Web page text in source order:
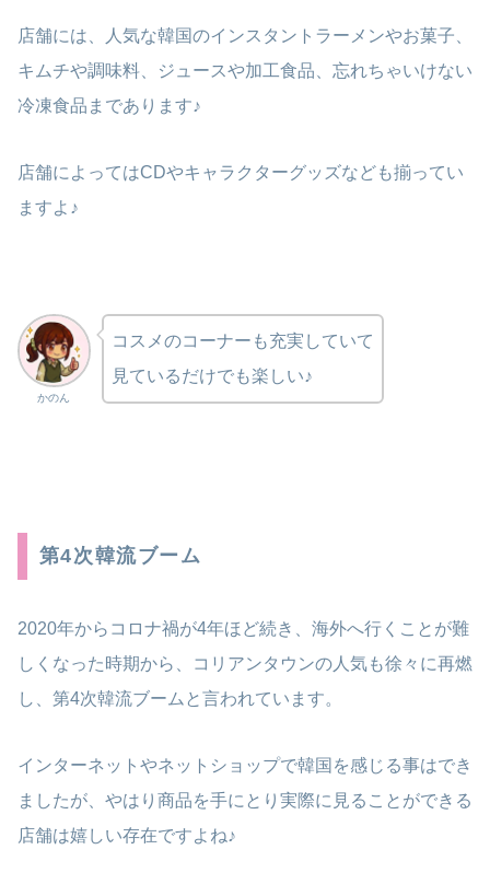
店舗には、人気な韓国のインスタントラーメンやお菓子、
キムチや調味料、ジュースや加工食品、忘れちゃいけない
冷凍食品まであります♪
店舗によってはCDやキャラクターグッズなども揃ってい
ますよ♪
かのん
コスメのコーナーも充実していて
見ているだけでも楽しい♪
第4次韓流ブーム
2020年からコロナ禍が4年ほど続き、海外へ行くことが難
しくなった時期から、コリアンタウンの人気も徐々に再燃
し、第4次韓流ブームと言われています。
インターネットやネットショップで韓国を感じる事はでき
ましたが、やはり商品を手にとり実際に見ることができる
店舗は嬉しい存在ですよね♪